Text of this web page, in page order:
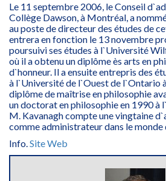
Le 11 septembre 2006, le Conseil
Collège Dawson, à Montréal, a
au poste de directeur des études de
entrera en fonction le 13 novembre
poursuivi ses études à l`Université
où il a obtenu un diplôme ès arts en
d`honneur. Il a ensuite entrepris des
à l`Université de l`Ouest de l`Ontario
diplôme de maîtrise en philosophie
un doctorat en philosophie en 1990 à
M. Kavanagh compte une vingtaine
comme administrateur dans le monde
Info.Site Web